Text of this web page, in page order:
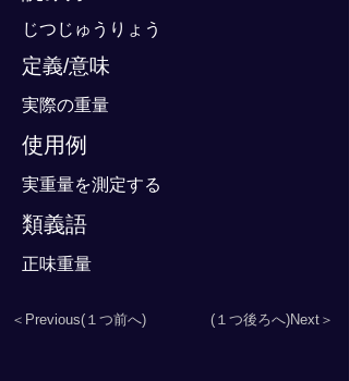
じつじゅうりょう
定義/意味
実際の重量
使用例
実重量を測定する
類義語
正味重量
＜Previous(１つ前へ) (１つ後ろへ)Next＞